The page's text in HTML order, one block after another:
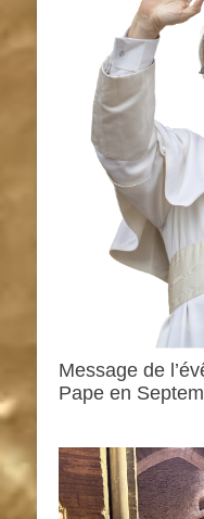
Message de
Pape en